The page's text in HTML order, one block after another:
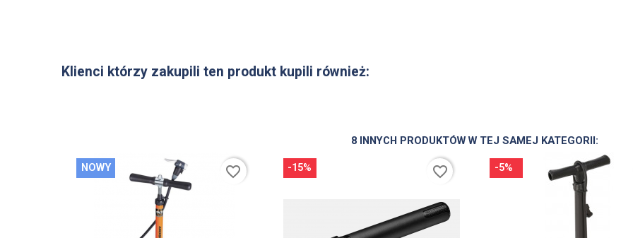
Klienci którzy zakupili ten produkt kupili również:
8 INNYCH PRODUKTÓW W TEJ SAMEJ KATEGORII:
NOWY favorite_border -15% favorite_border -5%